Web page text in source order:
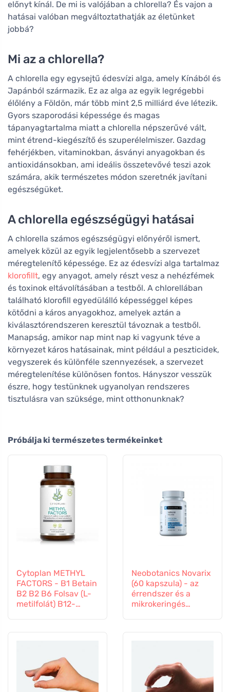
előnyt kínál. De mi is valójában a chlorella? És vajon a
hatásai valóban megváltoztathatják az életünket
jobbá?
Mi az a chlorella?
A chlorella egy egysejtű édesvízi alga, amely Kínából és
Japánból származik. Ez az alga az egyik legrégebbi
élőlény a Földön, már több mint 2,5 milliárd éve létezik.
Gyors szaporodási képessége és magas
tápanyagtartalma miatt a chlorella népszerűvé vált,
mint étrend-kiegészítő és szuperélelmiszer. Gazdag
fehérjékben, vitaminokban, ásványi anyagokban és
antioxidánsokban, ami ideális összetevővé teszi azok
számára, akik természetes módon szeretnék javítani
egészségüket.
A chlorella egészségügyi hatásai
A chlorella számos egészségügyi előnyéről ismert,
amelyek közül az egyik legjelentősebb a szervezet
méregtelenítő képessége. Ez az édesvízi alga tartalmaz
klorofillt, egy anyagot, amely részt vesz a nehézfémek
és toxinok eltávolításában a testből. A chlorellában
található klorofill egyedülálló képességgel képes
kötődni a káros anyagokhoz, amelyek aztán a
kiválasztórendszeren keresztül távoznak a testből.
Manapság, amikor nap mint nap ki vagyunk téve a
környezet káros hatásainak, mint például a peszticidek,
vegyszerek és különféle szennyezések, a szervezet
méregtelenítése különösen fontos. Hányszor vesszük
észre, hogy testünknek ugyanolyan rendszeres
tisztulásra van szüksége, mint otthonunknak?
Próbálja ki természetes termékeinket
Cytoplan METHYL
FACTORS - B1 Betain
B2 B2 B6 Folsav (L-
metilfolát) B12-
Neobotanics Novarix
(60 kapszula) - az
érrendszer és a
mikrokeringés